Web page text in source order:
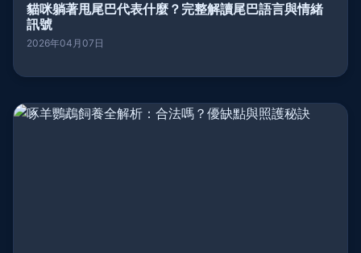
貓咪躺著甩尾巴代表什麼？完整解讀尾巴語言與情緒
訊號
2026年04月07日